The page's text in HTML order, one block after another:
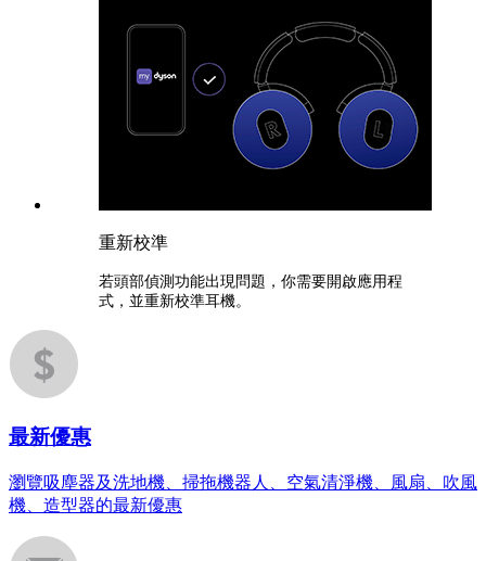
重新校準
若頭部偵測功能出現問題，你需要開啟應用程
式，並重新校準耳機。
最新優惠
瀏覽吸塵器及洗地機、掃拖機器人、空氣清淨機、風扇、吹風
機、造型器的最新優惠